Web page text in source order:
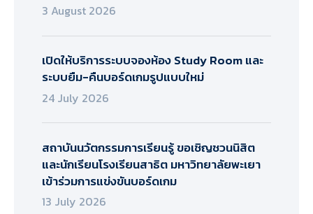
3 August 2026
เปิดให้บริการระบบจองห้อง Study Room และ
ระบบยืม-คืนบอร์ดเกมรูปแบบใหม่
24 July 2026
สถาบันนวัตกรรมการเรียนรู้ ขอเชิญชวนนิสิต
และนักเรียนโรงเรียนสาธิต มหาวิทยาลัยพะเยา
เข้าร่วมการแข่งขันบอร์ดเกม
13 July 2026